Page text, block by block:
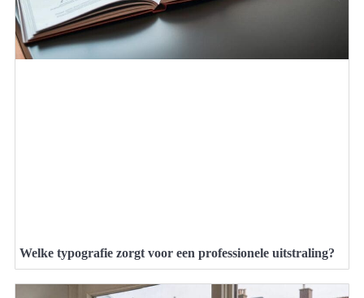
Welke typografie zorgt voor een professionele uitstraling?